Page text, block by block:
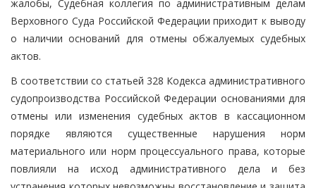
жалобы, Судебная коллегия по административным делам
Верховного Суда Российской Федерации приходит к выводу
о наличии оснований для отмены обжалуемых судебных
актов.
В соответствии со статьей 328 Кодекса административного
судопроизводства Российской Федерации основаниями для
отмены или изменения судебных актов в кассационном
порядке являются существенные нарушения норм
материального или норм процессуального права, которые
повлияли на исход административного дела и без